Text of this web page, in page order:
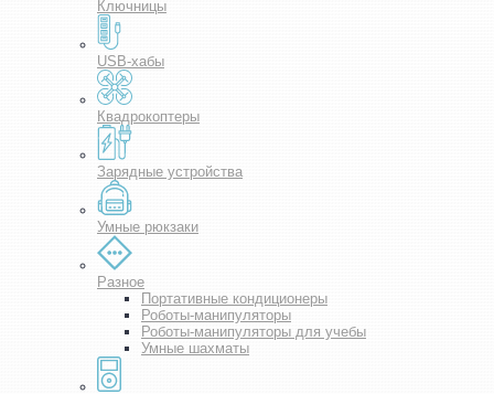
Ключницы
USB-хабы
Квадрокоптеры
Зарядные устройства
Умные рюкзаки
Разное
Портативные кондиционеры
Роботы-манипуляторы
Роботы-манипуляторы для учебы
Умные шахматы